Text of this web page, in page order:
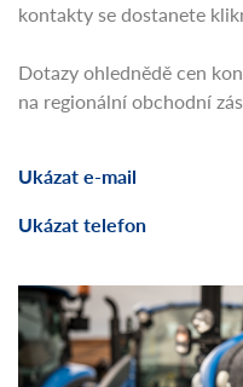
kontakty se dostanete
Dotazy ohlednědě cen
na regionální obchodní
Ukázat e-mail
Ukázat telefon